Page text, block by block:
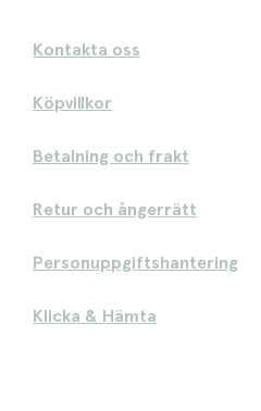
Kontakta oss
Köpvillkor
Betalning och frakt
Retur och ångerrätt
Personuppgiftshantering
Klicka & Hämta